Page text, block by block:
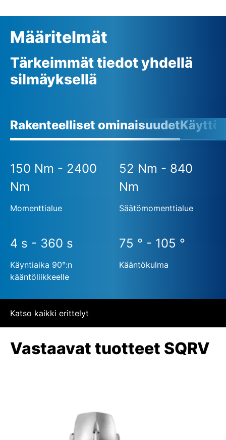
Määritelmät
Tärkeimmät tiedot yhdellä
silmäyksellä
Rakenteelliset ominaisuudet
150 Nm - 2400
Nm
Momenttialue
52 Nm - 840
Nm
Säätömomenttialue
4 s - 360 s
Käyntiaika 90°:n
kääntöliikkeelle
75 ° - 105 °
Kääntökulma
Katso kaikki erittelyt
Vastaavat tuotteet SQRV